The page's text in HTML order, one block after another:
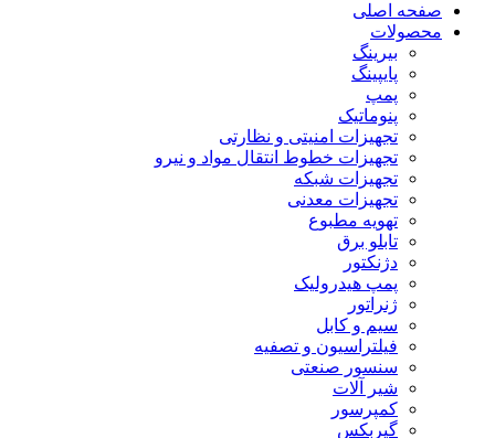
صفحه اصلی
محصولات
بیرینگ
پایپینگ
پمپ
پنوماتیک
تجهیزات امنیتی و نظارتی
تجهیزات خطوط انتقال مواد و نیرو
تجهیزات شبکه
تجهیزات معدنی
تهویه مطبوع
تابلو برق
دژنکتور
پمپ هیدرولیک
ژنراتور
سیم و کابل
فیلتراسیون و تصفیه
سنسور صنعتی
شیر آلات
کمپرسور
گیربکس